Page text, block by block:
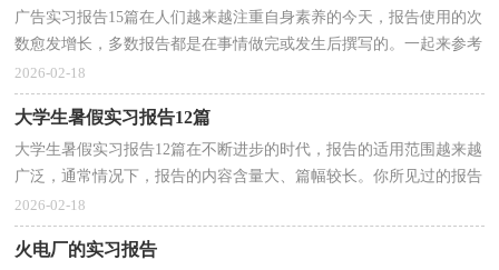
广告实习报告15篇在人们越来越注重自身素养的今天，报告使用的次
数愈发增长，多数报告都是在事情做完或发生后撰写的。一起来参考
报告是怎么写的吧，以下是小编为大家整理的广告实...
2026-02-18
大学生暑假实习报告12篇
大学生暑假实习报告12篇在不断进步的时代，报告的适用范围越来越
广泛，通常情况下，报告的内容含量大、篇幅较长。你所见过的报告
是什么样的呢？下面是小编为大家收集的大学生暑假实...
2026-02-18
火电厂的实习报告